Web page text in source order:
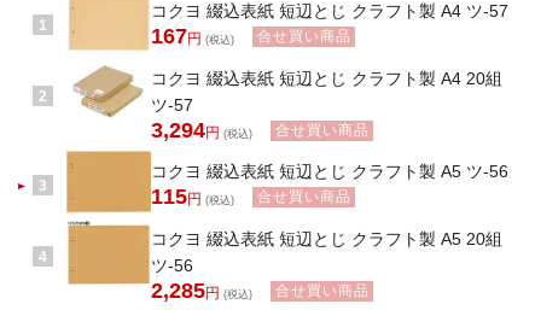
1
コクヨ 綴込表紙 短辺とじ クラフト製 A4 ツ-57
167円 (税込) 合せ買い商品
2
コクヨ 綴込表紙 短辺とじ クラフト製 A4 20組
ツ-57
3,294円 (税込) 合せ買い商品
3
コクヨ 綴込表紙 短辺とじ クラフト製 A5 ツ-56
115円 (税込) 合せ買い商品
4
コクヨ 綴込表紙 短辺とじ クラフト製 A5 20組
ツ-56
2,285円 (税込) 合せ買い商品